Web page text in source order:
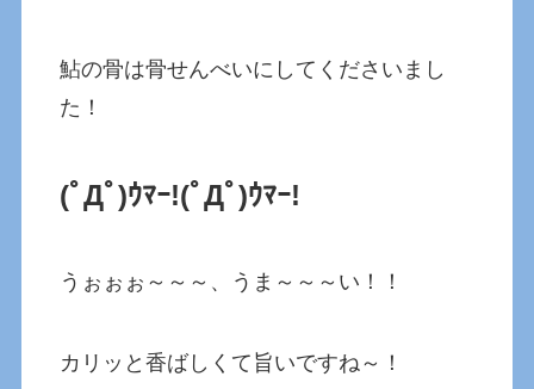
鮎の骨は骨せんべいにしてくださいまし
た！
(ﾟДﾟ)ｳﾏｰ!(ﾟДﾟ)ｳﾏｰ!
うぉぉぉ～～～、うま～～～い！！
カリッと香ばしくて旨いですね～！